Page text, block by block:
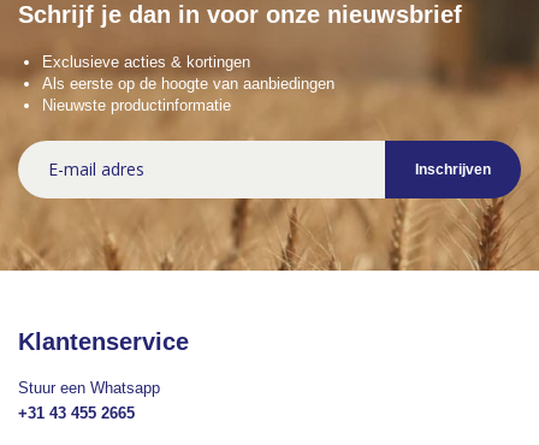
Schrijf je dan in voor onze nieuwsbrief
Exclusieve acties & kortingen
Als eerste op de hoogte van aanbiedingen
Nieuwste productinformatie
Abonneer
u
op
Inschrijven
Klantenservice
Stuur een Whatsapp
+31 43 455 2665